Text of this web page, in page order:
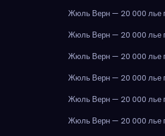
Жюль Верн — 20 000 лье
Жюль Верн — 20 000 лье
Жюль Верн — 20 000 лье
Жюль Верн — 20 000 лье
Жюль Верн — 20 000 лье
Жюль Верн — 20 000 лье